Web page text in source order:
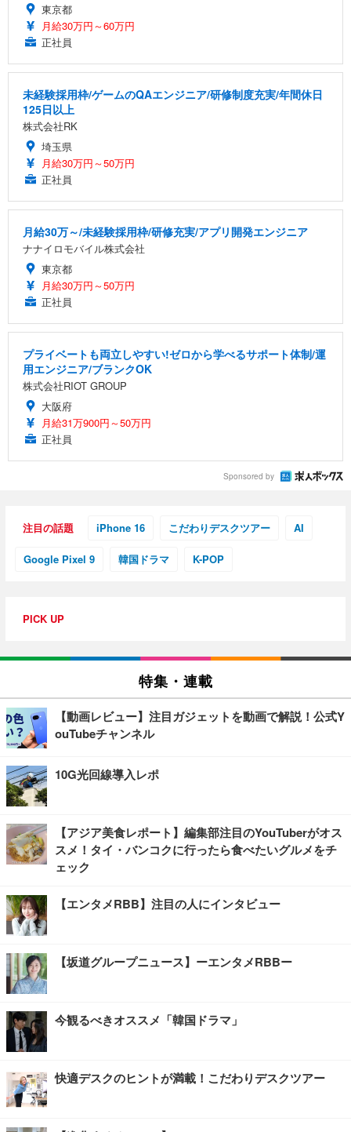
東京都
月給30万円～60万円
正社員
未経験採用枠/ゲームのQAエンジニア/研修制度充実/年間休日
125日以上
株式会社RK
埼玉県
月給30万円～50万円
正社員
月給30万～/未経験採用枠/研修充実/アプリ開発エンジニア
ナナイロモバイル株式会社
東京都
月給30万円～50万円
正社員
プライベートも両立しやすい!ゼロから学べるサポート体制/運
用エンジニア/ブランクOK
株式会社RIOT GROUP
大阪府
月給31万900円～50万円
正社員
Sponsored by
注目の話題 iPhone 16 こだわりデスクツアー AI
Google Pixel 9 韓国ドラマ K-POP
PICK UP
特集・連載
【動画レビュー】注目ガジェットを動画で解説！公式Y
ouTubeチャンネル
10G光回線導入レポ
【アジア美食レポート】編集部注目のYouTuberがオス
スメ！タイ・バンコクに行ったら食べたいグルメをチ
ェック
【エンタメRBB】注目の人にインタビュー
【坂道グループニュース】ーエンタメRBBー
今観るべきオススメ「韓国ドラマ」
快適デスクのヒントが満載！こだわりデスクツアー